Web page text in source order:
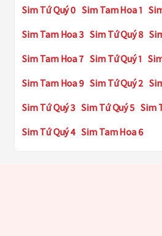
Sim Tứ Quý 0 Sim Tam Hoa 1
Sim Tam Hoa 3 Sim Tứ Quý 8
Sim Tam Hoa 7 Sim Tứ Quý 1
Sim Tam Hoa 9 Sim Tứ Quý 2
Sim Tứ Quý 3 Sim Tứ Quý 5 Sim
Sim Tứ Quý 4 Sim Tam Hoa 6